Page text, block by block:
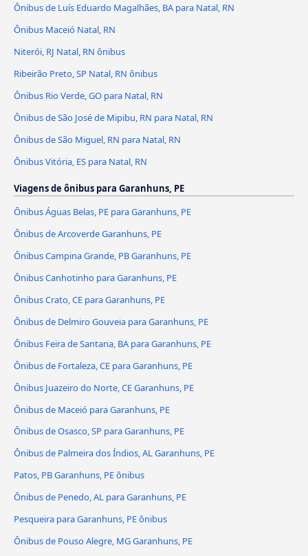
Ônibus de Luís Eduardo Magalhães, BA para Natal, RN
Ônibus Maceió Natal, RN
Niterói, RJ Natal, RN ônibus
Ribeirão Preto, SP Natal, RN ônibus
Ônibus Rio Verde, GO para Natal, RN
Ônibus de São José de Mipibu, RN para Natal, RN
Ônibus de São Miguel, RN para Natal, RN
Ônibus Vitória, ES para Natal, RN
Viagens de ônibus para Garanhuns, PE
Ônibus Águas Belas, PE para Garanhuns, PE
Ônibus de Arcoverde Garanhuns, PE
Ônibus Campina Grande, PB Garanhuns, PE
Ônibus Canhotinho para Garanhuns, PE
Ônibus Crato, CE para Garanhuns, PE
Ônibus de Delmiro Gouveia para Garanhuns, PE
Ônibus Feira de Santana, BA para Garanhuns, PE
Ônibus de Fortaleza, CE para Garanhuns, PE
Ônibus Juazeiro do Norte, CE Garanhuns, PE
Ônibus de Maceió para Garanhuns, PE
Ônibus de Osasco, SP para Garanhuns, PE
Ônibus de Palmeira dos Índios, AL Garanhuns, PE
Patos, PB Garanhuns, PE ônibus
Ônibus de Penedo, AL para Garanhuns, PE
Pesqueira para Garanhuns, PE ônibus
Ônibus de Pouso Alegre, MG Garanhuns, PE